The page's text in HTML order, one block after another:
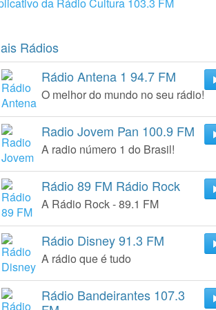
Rádios
Rádio Antena 1 94.7 FM
O melhor do mundo no seu rádio!
Radio Jovem Pan 100.9 FM
A radio número 1 do Brasil!
Rádio 89 FM Rádio Rock
A Rádio Rock - 89.1 FM
Rádio Disney 91.3 FM
A rádio que é tudo
Rádio Bandeirantes 107.3